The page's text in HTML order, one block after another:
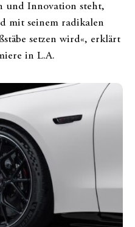
und Innovation steht,
mit seinem radikalen
setzen wird«, erklärt
in L.A.